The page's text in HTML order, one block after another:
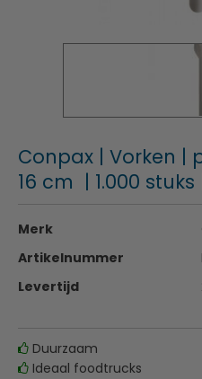
Conpax | Vorken |
16 cm | 1.000 stuks
Merk
Artikelnummer
Levertijd
Duurzaam
Ideaal foodtrucks